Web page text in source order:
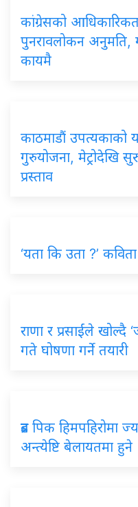
कांग्रेसको
पुनरावलोकन अनुमति,
कायमै
काठमाडौं उपत्यकाको
गुरुयोजना, मेट्रोदेखि
प्रस्ताव
‘यता कि उता ?’
राणा र प्रसाईंले खोल्दै
गते घोषणा गर्ने तयारी
ब्रड पिक हिमपहिरोमा
अन्त्येष्टि बेलायतमा हुने